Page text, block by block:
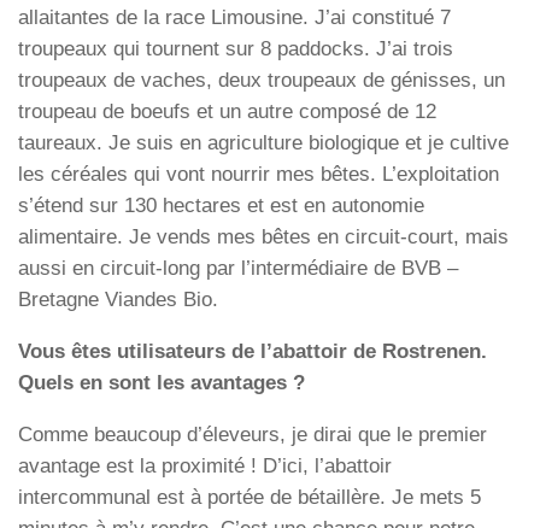
allaitantes de la race Limousine. J’ai constitué 7
troupeaux qui tournent sur 8 paddocks. J’ai trois
troupeaux de vaches, deux troupeaux de génisses, un
troupeau de boeufs et un autre composé de 12
taureaux. Je suis en agriculture biologique et je cultive
les céréales qui vont nourrir mes bêtes. L’exploitation
s’étend sur 130 hectares et est en autonomie
alimentaire. Je vends mes bêtes en circuit-court, mais
aussi en circuit-long par l’intermédiaire de BVB –
Bretagne Viandes Bio.
Vous êtes utilisateurs de l’abattoir de Rostrenen.
Quels en sont les avantages ?
Comme beaucoup d’éleveurs, je dirai que le premier
avantage est la proximité ! D’ici, l’abattoir
intercommunal est à portée de bétaillère. Je mets 5